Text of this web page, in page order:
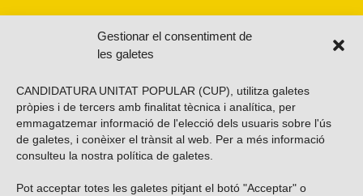
Gestionar el consentiment de
les galetes
CANDIDATURA UNITAT POPULAR (CUP), utilitza galetes
pròpies i de tercers amb finalitat tècnica i analítica, per
emmagatzemar informació de l'elecció dels usuaris sobre l'ús
de galetes, i conèixer el trànsit al web. Per a més informació
consulteu la nostra política de galetes
Pot acceptar totes les galetes pitjant el botó "Acceptar" o